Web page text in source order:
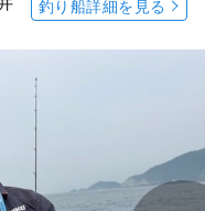
釣り船詳細を見る